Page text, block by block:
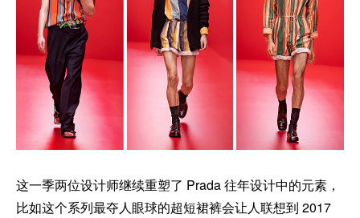
这一季两位设计师继续重塑了 Prada 往年设计中的元素，
比如这个系列最夺人眼球的超短裙裤会让人联想到 2017